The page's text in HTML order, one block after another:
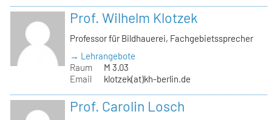
Prof. Wilhelm Klotzek
Professor für Bildhauerei, Fachgebietssprecher
→ Lehrangebote
Raum
M 3.03
Email
klotzek(at)kh-berlin.de
Prof. Carolin Losch